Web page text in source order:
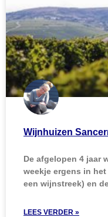
Wijnhuizen
De afgelopen 4 jaar
weekje ergens in
een wijnstreek) en
LEES VERDER »